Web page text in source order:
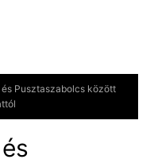
Pusztaszabolcs között